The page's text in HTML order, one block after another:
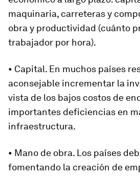
maquinaria, carreteras y
obra y productividad (cuánto
trabajador por hora).
• Capital. En muchos países
aconsejable incrementar la
vista de los bajos costos de
importantes deficiencias en
infraestructura.
• Mano de obra. Los países
fomentando la creación de